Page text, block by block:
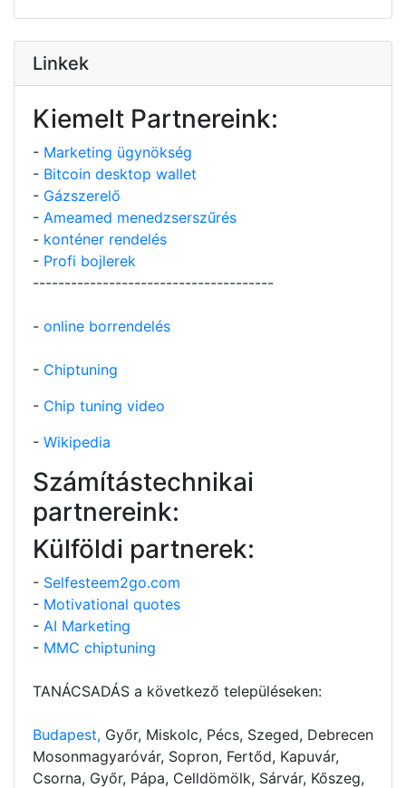
Linkek
Kiemelt Partnereink:
- Marketing ügynökség
- Bitcoin desktop wallet
- Gázszerelő
- Ameamed menedzserszűrés
- konténer rendelés
- Profi bojlerek
--------------------------------------
- online borrendelés
- Chiptuning
- Chip tuning video
- Wikipedia
Számítástechnikai
partnereink:
Külföldi partnerek:
- Selfesteem2go.com
- Motivational quotes
- AI Marketing
- MMC chiptuning
TANÁCSADÁS a következő településeken:
Budapest, Győr, Miskolc, Pécs, Szeged, Debrecen
Mosonmagyaróvár, Sopron, Fertőd, Kapuvár,
Csorna, Győr, Pápa, Celldömölk, Sárvár, Kőszeg,